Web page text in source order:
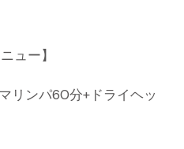
ュー】
リンパ60分+ドライヘッ